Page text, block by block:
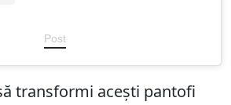
Post
transformi acești pantofi